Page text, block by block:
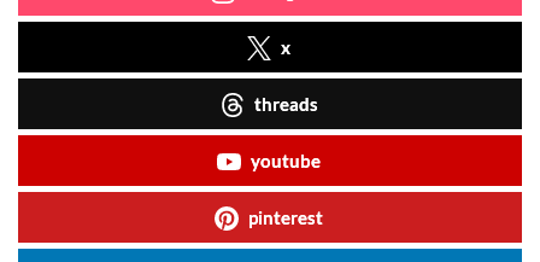
x
threads
youtube
pinterest